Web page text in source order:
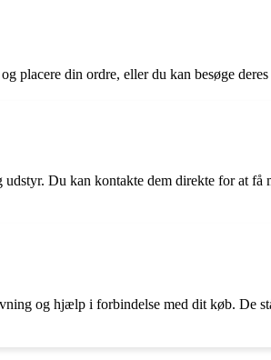
placere din ordre, eller du kan besøge
Du kan kontakte dem direkte for at
og hjælp i forbindelse med dit køb. De